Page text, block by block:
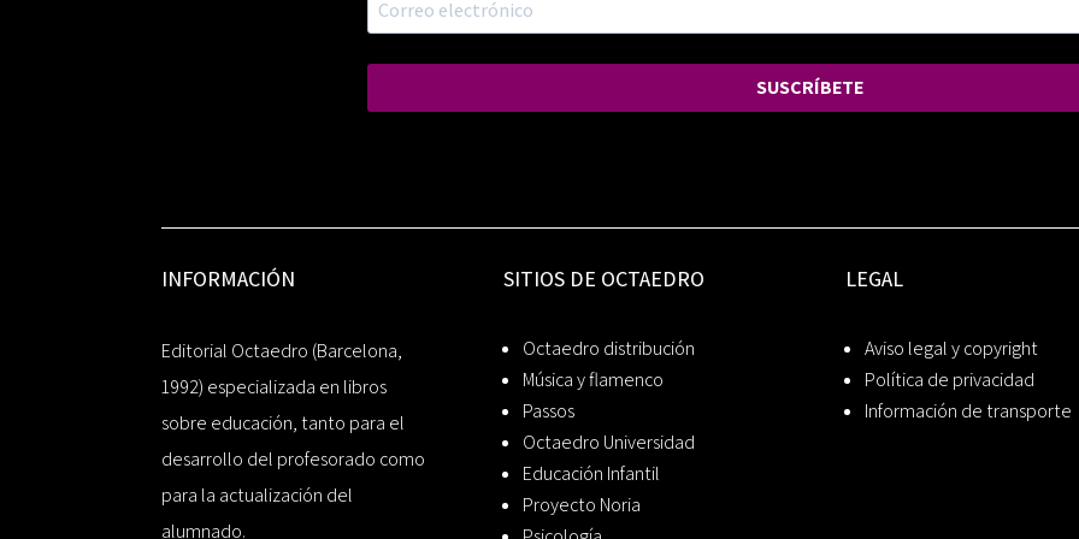
SUSCRÍBETE
INFORMACIÓN
Editorial Octaedro (Barcelona,
1992) especializada en libros
sobre educación, tanto para el
desarrollo del profesorado como
para la actualización del
alumnado.
SITIOS DE OCTAEDRO
Octaedro distribución
Música y flamenco
Passos
Octaedro Universidad
Educación Infantil
Proyecto Noria
LEGAL
Aviso legal y copyright
Política de privacidad
Información de transporte